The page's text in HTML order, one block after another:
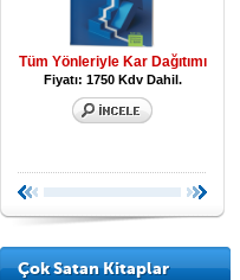
Tüm Yönleriyle Kar Dağıtımı
Fiyatı: 1750 Kdv Dahil.
Çok Satan Kitaplar